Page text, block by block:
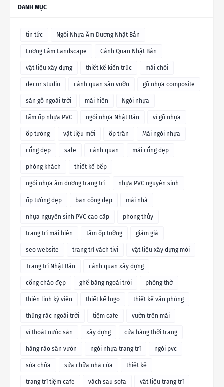
DANH MỤC
tin tức Ngói Nhựa Âm Dương Nhật Bản
Lương Lâm Landscape Cảnh Quan Nhật Bản
vật liệu xây dựng thiết kế kiến trúc mái chòi
decor studio cảnh quan sân vườn gỗ nhựa composite
sàn gỗ ngoài trời mái hiên Ngói nhựa
tấm ốp nhựa PVC ngói nhựa Nhật Bản vỉ gỗ nhựa
ốp tường vật liệu mới ốp trần Mái ngói nhựa
cổng đẹp sale cảnh quan mái cổng đẹp
phòng khách thiết kế bếp
ngói nhựa âm dương trang trí nhựa PVC nguyên sinh
ốp tường đẹp ban công đẹp mái nhà
nhựa nguyên sinh PVC cao cấp phong thủy
trang trí mái hiên tấm ốp tường giảm giá
seo website trang trí vách tivi vật liệu xây dựng mới
Trang trí Nhật Bản cảnh quan xây dựng
cổng chào đẹp ghế băng ngoài trời phòng thờ
thiên linh kỳ viên thiết kế logo thiết kế văn phòng
thùng rác ngoài trời tiệm cafe vườn trên mái
vỉ thoát nước sàn xây dựng cửa hàng thời trang
hàng rào sân vườn ngói nhựa trang trí ngói pvc
sửa chữa sửa chữa nhà cửa thiết kế
trang trí tiệm cafe vách sau sofa vât liệu trang trí